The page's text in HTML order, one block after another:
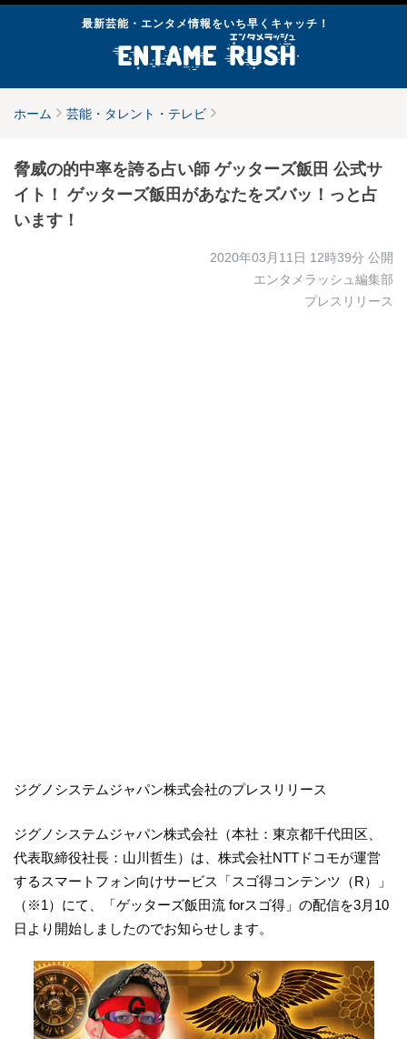
最新芸能・エンタメ情報をいち早くキャッチ！
ホーム 芸能・タレント・テレビ
脅威の的中率を誇る占い師 ゲッターズ飯田 公式サ
イト！ ゲッターズ飯田があなたをズバッ！っと占
います！
2020年03月11日 12時39分 公開
エンタメラッシュ編集部
プレスリリース
ジグノシステムジャパン株式会社のプレスリリース
ジグノシステムジャパン株式会社（本社：東京都千代田区、
代表取締役社長：山川哲生）は、株式会社NTTドコモが運営
するスマートフォン向けサービス「スゴ得コンテンツ（R）」
（※1）にて、「ゲッターズ飯田流 forスゴ得」の配信を3月10
日より開始しましたのでお知らせします。